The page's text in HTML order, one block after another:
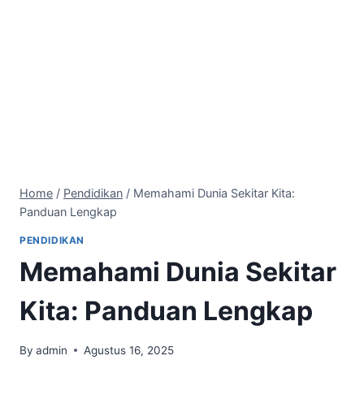
Home / Pendidikan / Memahami Dunia Sekitar Kita:
Panduan Lengkap
PENDIDIKAN
Memahami Dunia Sekitar
Kita: Panduan Lengkap
By admin Agustus 16, 2025